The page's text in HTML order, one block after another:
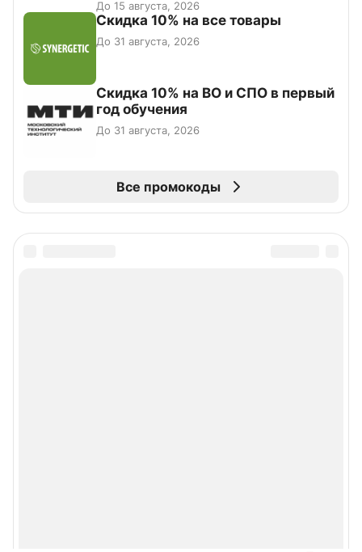
До 15 августа, 2026
Скидка 10% на все товары
До 31 августа, 2026
Скидка 10% на ВО и СПО в первый
год обучения
До 31 августа, 2026
Все промокоды